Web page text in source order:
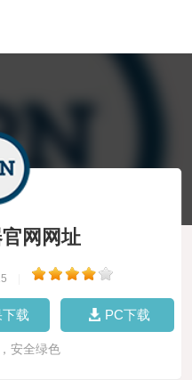
网网址
载 PC下载
安全绿色